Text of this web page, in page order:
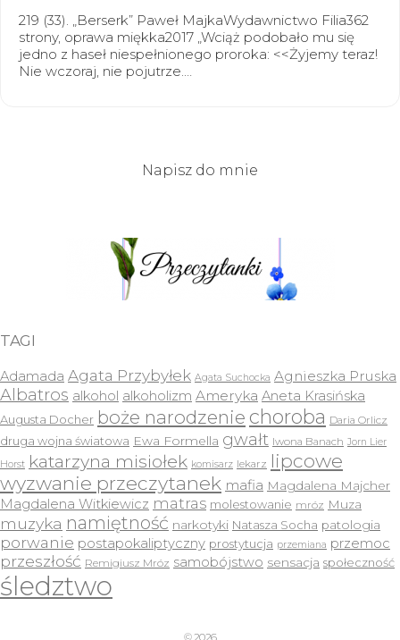
219 (33). „Berserk” Paweł MajkaWydawnictwo Filia362
strony, oprawa miękka2017 „Wciąż podobało mu się
jedno z haseł niespełnionego proroka: <<Żyjemy teraz!
Nie wczoraj, nie pojutrze.…
Napisz do mnie
TAGI
Adamada Agata Przybyłek Agata Suchocka Agnieszka Pruska
Albatros alkohol alkoholizm Ameryka Aneta Krasińska
Augusta Docher boże narodzenie choroba Daria Orlicz
druga wojna światowa Ewa Formella gwałt Iwona Banach Jorn Lier
Horst katarzyna misiołek komisarz lekarz lipcowe
wyzwanie przeczytanek mafia Magdalena Majcher
Magdalena Witkiewicz matras molestowanie mróz Muza
muzyka namiętność narkotyki Natasza Socha patologia
porwanie postapokaliptyczny prostytucja przemiana przemoc
przeszłość Remigiusz Mróz samobójstwo sensacja społeczność
śledztwo
© 2026